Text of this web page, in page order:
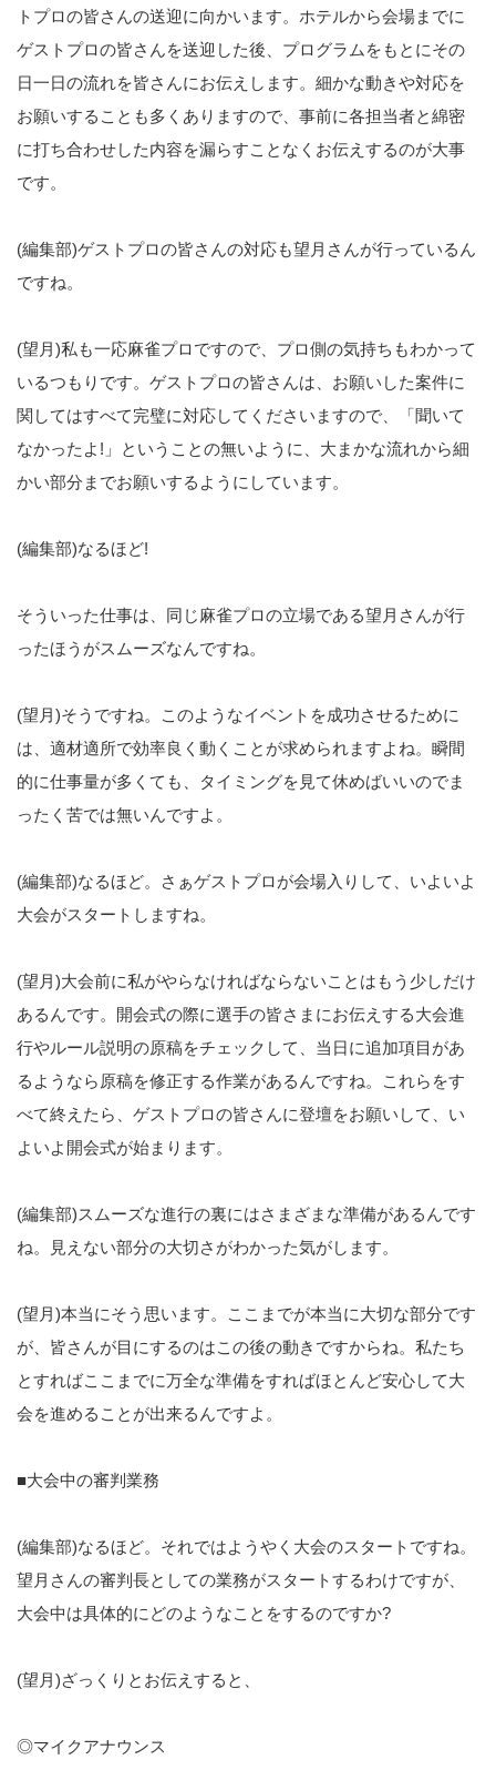
トプロの皆さんの送迎に向かいます。ホテルから会場までに
ゲストプロの皆さんを送迎した後、プログラムをもとにその
日一日の流れを皆さんにお伝えします。細かな動きや対応を
お願いすることも多くありますので、事前に各担当者と綿密
に打ち合わせした内容を漏らすことなくお伝えするのが大事
です。
(編集部)ゲストプロの皆さんの対応も望月さんが行っているん
ですね。
(望月)私も一応麻雀プロですので、プロ側の気持ちもわかって
いるつもりです。ゲストプロの皆さんは、お願いした案件に
関してはすべて完璧に対応してくださいますので、「聞いて
なかったよ!」ということの無いように、大まかな流れから細
かい部分までお願いするようにしています。
(編集部)なるほど!
そういった仕事は、同じ麻雀プロの立場である望月さんが行
ったほうがスムーズなんですね。
(望月)そうですね。このようなイベントを成功させるために
は、適材適所で効率良く動くことが求められますよね。瞬間
的に仕事量が多くても、タイミングを見て休めばいいのでま
ったく苦では無いんですよ。
(編集部)なるほど。さぁゲストプロが会場入りして、いよいよ
大会がスタートしますね。
(望月)大会前に私がやらなければならないことはもう少しだけ
あるんです。開会式の際に選手の皆さまにお伝えする大会進
行やルール説明の原稿をチェックして、当日に追加項目があ
るようなら原稿を修正する作業があるんですね。これらをす
べて終えたら、ゲストプロの皆さんに登壇をお願いして、い
よいよ開会式が始まります。
(編集部)スムーズな進行の裏にはさまざまな準備があるんです
ね。見えない部分の大切さがわかった気がします。
(望月)本当にそう思います。ここまでが本当に大切な部分です
が、皆さんが目にするのはこの後の動きですからね。私たち
とすればここまでに万全な準備をすればほとんど安心して大
会を進めることが出来るんですよ。
■大会中の審判業務
(編集部)なるほど。それではようやく大会のスタートですね。
望月さんの審判長としての業務がスタートするわけですが、
大会中は具体的にどのようなことをするのですか?
(望月)ざっくりとお伝えすると、
◎マイクアナウンス